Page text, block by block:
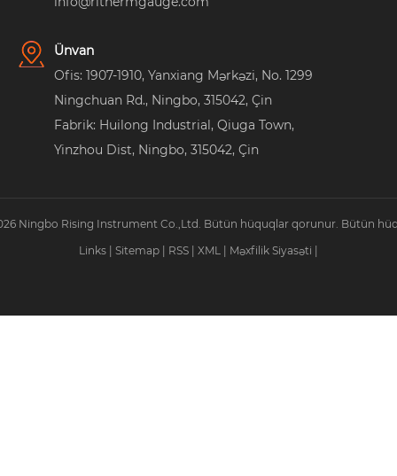
Ünvan
Ofis: 1907-1910, Yanxiang Mərkəzi, No. 1299
Ningchuan Rd., Ningbo, 315042, Çin
Fabrik: Huilong Industrial, Qiuga Town,
Yinzhou Dist, Ningbo, 315042, Çin
Ningbo Rising Instrument Co.,Ltd. Bütün hüquqlar qorunur. Bütün
Links | Sitemap | RSS | XML | Məxfilik Siyasəti |